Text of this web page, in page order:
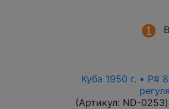
Куба 1950 г. • P#
(Артикул: ND-0253)